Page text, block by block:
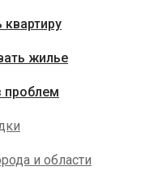
квартиру
жилье
проблем
и области